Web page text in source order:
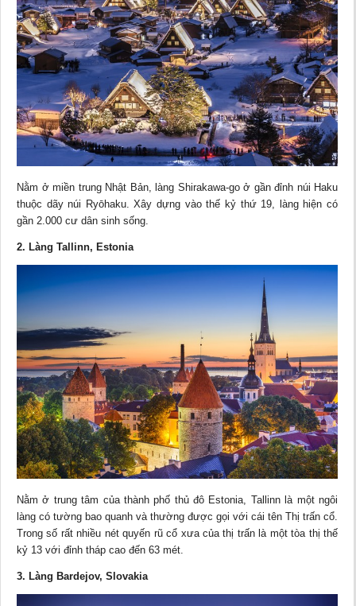
Nằm ở miền trung Nhật Bản, làng Shirakawa-go ở gần đỉnh núi Haku
thuộc dãy núi Ryōhaku. Xây dựng vào thế kỷ thứ 19, làng hiện có
gần 2.000 cư dân sinh sống.
2. Làng Tallinn, Estonia
Nằm ở trung tâm của thành phố thủ đô Estonia, Tallinn là một ngôi
làng có tường bao quanh và thường được gọi với cái tên Thị trấn cổ.
Trong số rất nhiều nét quyến rũ cổ xưa của thị trấn là một tòa thị thế
kỷ 13 với đỉnh tháp cao đến 63 mét.
3. Làng Bardejov, Slovakia